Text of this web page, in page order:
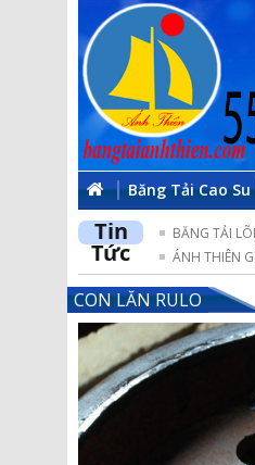
Băng Tải Cao Su
Tin
Tức
BĂNG TẢI
ÁNH THIÊN
CON LĂN RULO